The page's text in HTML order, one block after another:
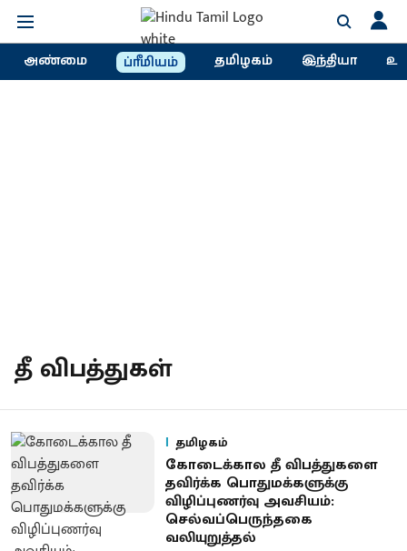
அண்மை ப்ரீமியம் தமிழகம் இந்தியா
தீ விபத்துகள்
தமிழகம்
கோடைக்கால தீ விபத்துகளை
தவிர்க்க பொதுமக்களுக்கு
விழிப்புணர்வு அவசியம்:
செல்வப்பெருந்தகை
வலியுறுத்தல்